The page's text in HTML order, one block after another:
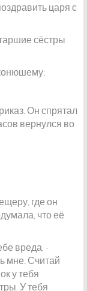
царя с
сёстры
Он спрятал
вернулся во
где он
что её
вреда, -
мне. Считай
у тебя
У тебя